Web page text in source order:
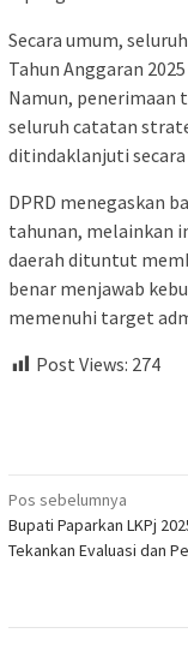
Secara umum,
Tahun Anggaran
Namun, penerimaan
seluruh catatan
ditindaklanjuti
DPRD menegaskan
tahunan, melainkan
daerah dituntut
benar menjawab
memenuhi target
Post Views: 274
Navigasi
pos
Pos sebelumnya
Bupati Paparkan LKPj
Tekankan Evaluasi dan